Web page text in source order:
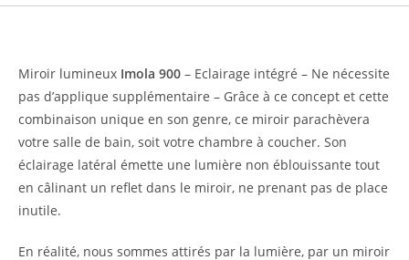
Miroir lumineux Imola 900 – Eclairage intégré – Ne nécessite
pas d’applique supplémentaire – Grâce à ce concept et cette
combinaison unique en son genre, ce miroir parachèvera
votre salle de bain, soit votre chambre à coucher. Son
éclairage latéral émette une lumière non éblouissante tout
en câlinant un reflet dans le miroir, ne prenant pas de place
inutile.
En réalité, nous sommes attirés par la lumière, par un miroir